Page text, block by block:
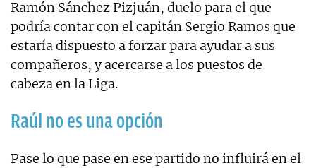
Ramón Sánchez Pizjuán, duelo para el que
podría contar con el capitán Sergio Ramos que
estaría dispuesto a forzar para ayudar a sus
compañeros, y acercarse a los puestos de
cabeza en la Liga.
Raúl no es una opción
Pase lo que pase en ese partido no influirá en el